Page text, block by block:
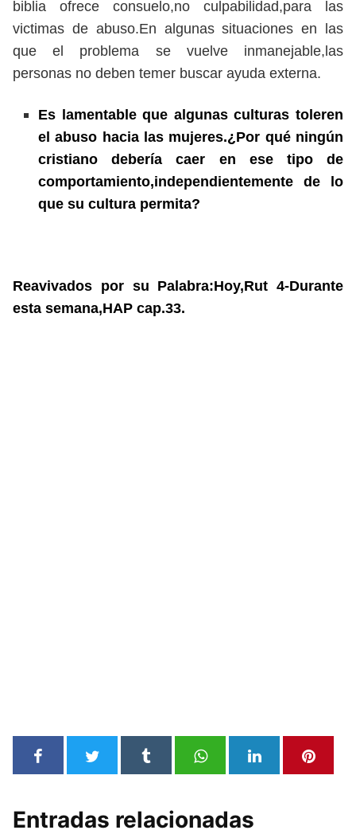
biblia ofrece consuelo,no culpabilidad,para las
victimas de abuso.En algunas situaciones en las
que el problema se vuelve inmanejable,las
personas no deben temer buscar ayuda externa.
Es lamentable que algunas culturas toleren
el abuso hacia las mujeres.¿Por qué ningún
cristiano debería caer en ese tipo de
comportamiento,independientemente de lo
que su cultura permita?
Reavivados por su Palabra:Hoy,Rut 4-Durante
esta semana,HAP cap.33.
Entradas relacionadas